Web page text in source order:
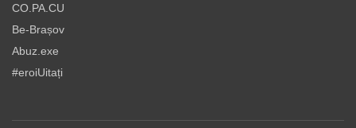
CO.PA.CU
Be-Brașov
Abuz.exe
#eroiUitați